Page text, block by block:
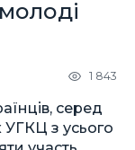
1 843
серед
УГКЦ з усього